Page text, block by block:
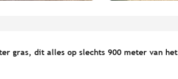
gras, dit alles op slechts 900 meter van het